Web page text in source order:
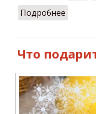
Подробнее
Что